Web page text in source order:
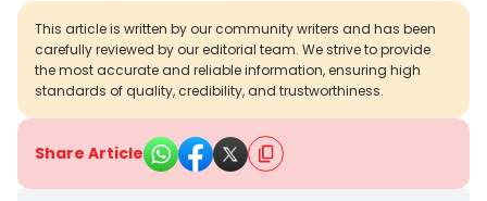
This article is written by our community writers and has been
carefully reviewed by our editorial team. We strive to provide
the most accurate and reliable information, ensuring high
standards of quality, credibility, and trustworthiness.
Share Article